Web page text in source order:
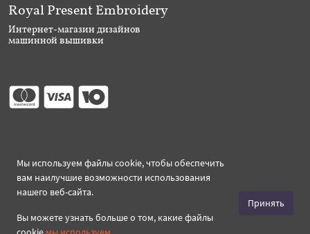
Мы используем файлы cookie, чтобы обеспечить
вам наилучшие возможности использования
нашего веб-сайта.
Вы можете узнать больше о том, какие файлы
Принять
Royal Present Embroidery
Интернет-магазин дизайнов
машинной вышивки
Создано 2026 Royal-Present.ru ©